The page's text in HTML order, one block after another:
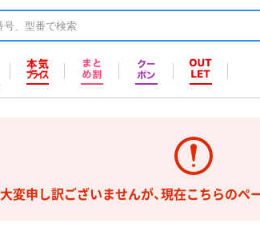
大変申し訳ございませんが、現在こちらのペ